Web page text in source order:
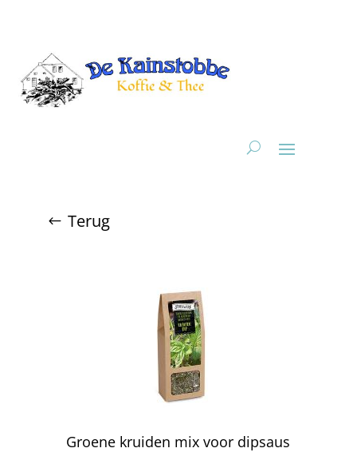
Terug
Groene kruiden mix voor dipsaus